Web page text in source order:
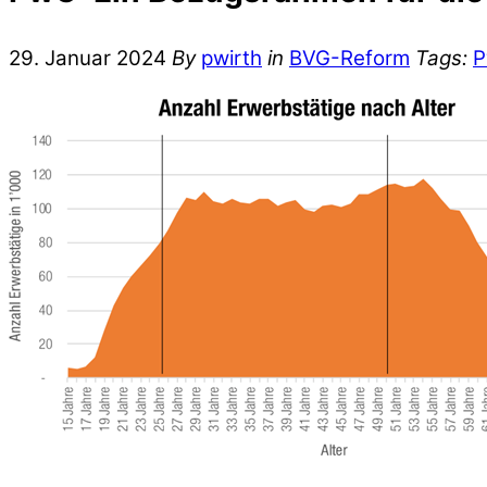
29. Januar 2024 By pwirth in BVG-Reform Tags: